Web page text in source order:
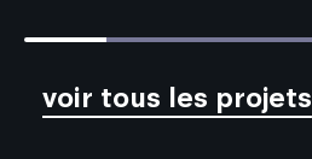
16.666666666666668% completed
voir tous les projets